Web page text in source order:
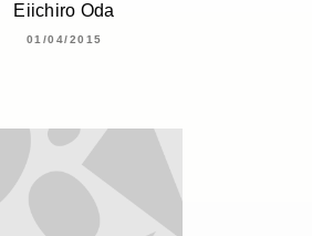
Eiichiro Oda
01/04/2015